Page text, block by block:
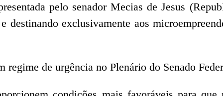
pelo senador Mecias de Jesus
exclusivamente aos
regime de urgência no Plenário do Senado